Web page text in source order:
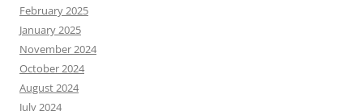
February 2025
January 2025
November 2024
October 2024
August 2024
July 2024